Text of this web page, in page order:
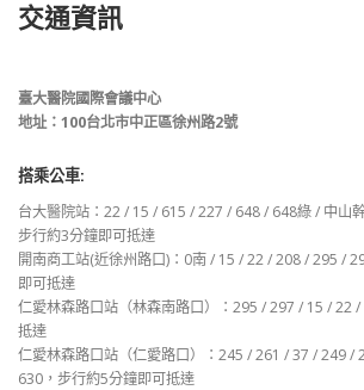
交通資訊
臺大醫院國際會議中心
地址：100台北市中正區徐州路2號
搭乘公車:
台大醫院站：22 / 15 / 615 / 227 / 648 / 648綠 / 中山
步行約3分鐘即可抵達
開南商工站(近徐州路口)：0南 / 15 / 22 / 208 / 295 /
即可抵達
仁愛林森路口站（林森南路口）：295 / 297 / 15 / 22
抵達
仁愛林森路口站（仁愛路口）：245 / 261 / 37 / 249 /
630，步行約5分鐘即可抵達